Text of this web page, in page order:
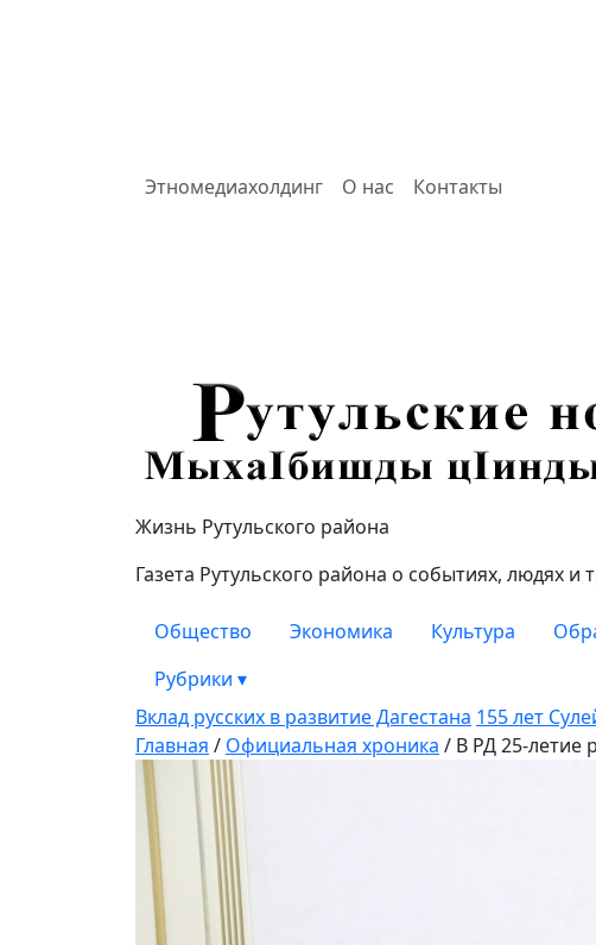
Этномедиахолдинг О нас Контакты
Рутульские новости
Жизнь Рутульского района
Газета Рутульского района о событиях, людях и
Общество Экономика Культура
Рубрики ▾
Вклад русских в развитие Дагестана 155 лет
Главная / Официальная хроника / В РД 25-летие